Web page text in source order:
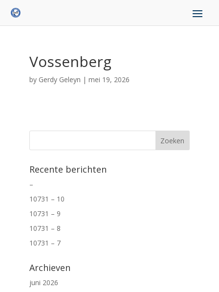
Vossenberg
by Gerdy Geleyn | mei 19, 2026
Recente berichten
–
10731 – 10
10731 – 9
10731 – 8
10731 – 7
Archieven
juni 2026